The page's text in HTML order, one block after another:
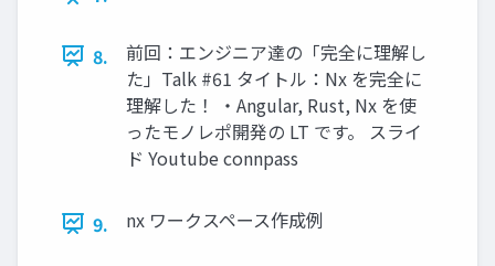
8.
前回：エンジニア達の「完全に理解し
た」Talk #61 タイトル：Nx を完全に
理解した！ ・Angular, Rust, Nx を使
ったモノレポ開発の LT です。 スライ
ド Youtube connpass
9. nx ワークスペース作成例